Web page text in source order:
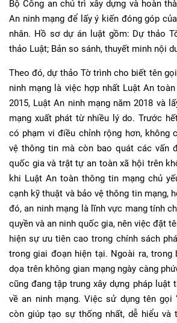
Bộ Công an chủ trì xây dựng và hoàn
An ninh mạng để lấy ý kiến đóng góp
nhân. Hồ sơ dự án luật gồm: Dự thảo
thảo Luật; Bản so sánh, thuyết minh nội
Theo đó, dự thảo Tờ trình cho biết tên
ninh mạng là việc hợp nhất Luật An
2015, Luật An ninh mạng năm 2018 và
mạng xuất phát từ nhiều lý do. Trước
có phạm vi điều chỉnh rộng hơn, không
vệ thông tin mà còn bao quát các vấn
quốc gia và trật tự an toàn xã hội trên
khi Luật An toàn thông tin mạng chủ
cạnh kỹ thuật và bảo vệ thông tin mạng,
đó, an ninh mạng là lĩnh vực mang tính
quyền và an ninh quốc gia, nên việc đặt
hiện sự ưu tiên cao trong chính sách
trong giai đoạn hiện tại. Ngoài ra,
dọa trên không gian mạng ngày càng
cũng đang tập trung xây dựng pháp luật
về an ninh mạng. Việc sử dụng tên gọi
còn giúp tạo sự thống nhất, dễ hiểu và